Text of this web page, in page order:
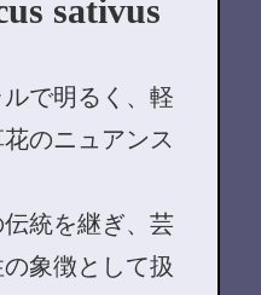
sativus
で明るく、軽
のニュアンス
統を継ぎ、芸
象徴として扱